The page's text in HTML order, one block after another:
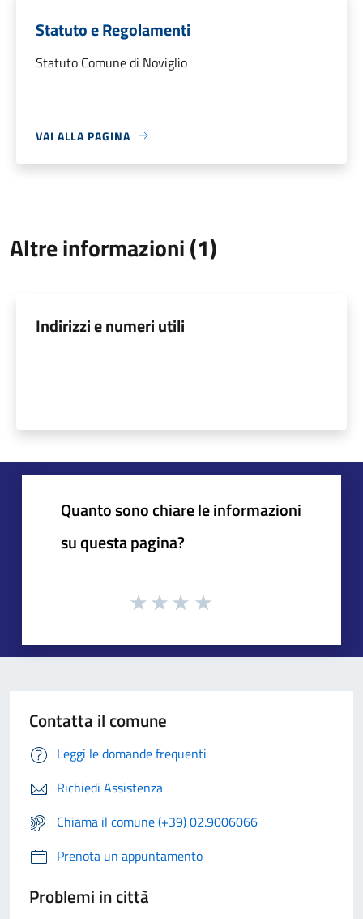
Statuto e Regolamenti
Statuto Comune di Noviglio
VAI ALLA PAGINA
Altre informazioni (1)
Indirizzi e numeri utili
Quanto sono chiare le informazioni
su questa pagina?
Contatta il comune
Leggi le domande frequenti
Richiedi Assistenza
Chiama il comune (+39) 02.9006066
Prenota un appuntamento
Problemi in città